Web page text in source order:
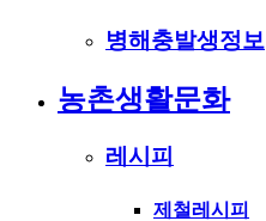
병해충발생정보
농촌생활문화
레시피
제철레시피